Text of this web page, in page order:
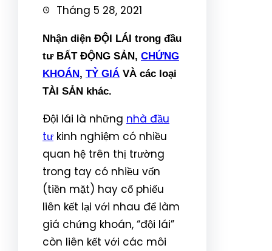
Tháng 5 28, 2021
Nhận diện ĐỘI LÁI trong đầu
tư BẤT ĐỘNG SẢN, CHỨNG
KHOÁN, TỶ GIÁ VÀ các loại
TÀI SẢN khác.
Đội lái là những nhà đầu
tư kinh nghiệm có nhiều
quan hệ trên thị trường
trong tay có nhiều vốn
(tiền mặt) hay cổ phiếu
liên kết lại với nhau để làm
giá chứng khoán, “đội lái”
còn liên kết với các môi